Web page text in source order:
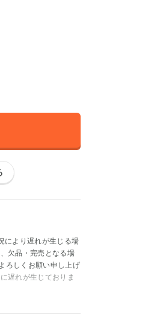
により遅れが生じる場
欠品・完売となる場
ろしくお願い申し上げ
遅れが生じておりま